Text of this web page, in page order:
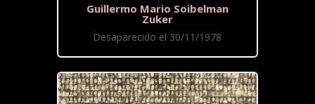
Guillermo Mario Soibelman
Zuker
Desaparecido el 30/11/1978